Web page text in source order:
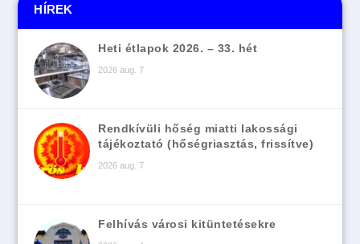
HÍREK
Heti étlapok 2026. – 33. hét
2026 aug. 7
Rendkívüli hőség miatti lakossági
tájékoztató (hőségriasztás, frissítve)
2026 aug. 7
Felhívás városi kitüntetésekre